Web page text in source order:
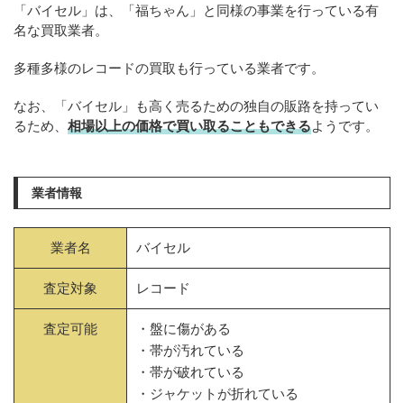
「バイセル」は、「福ちゃん」と同様の事業を行っている有
名な買取業者。
多種多様のレコードの買取も行っている業者です。
なお、「バイセル」も高く売るための独自の販路を持ってい
るため、 相場以上の価格で買い取ることもできるようです。
業者情報
業者名 バイセル
査定対象 レコード
査定可能
・盤に傷がある
・帯が汚れている
・帯が破れている
・ジャケットが折れている